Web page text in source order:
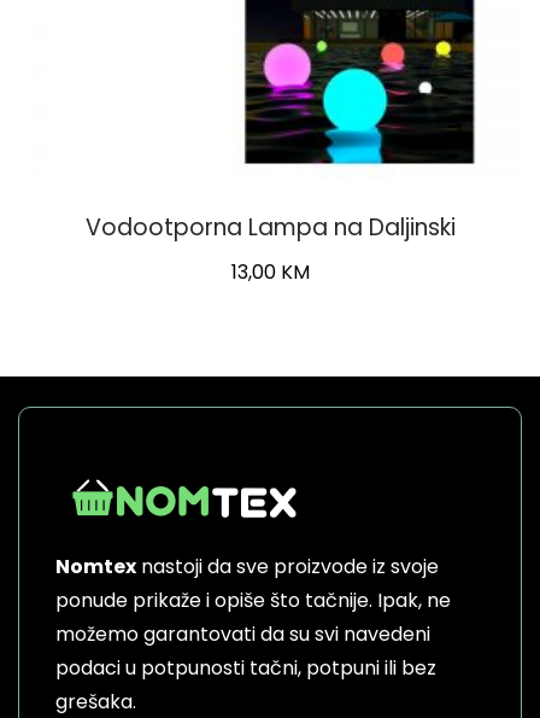
Vodootporna Lampa na Daljinski
13,00 KM
Nomtex nastoji da sve proizvode iz svoje
ponude prikaže i opiše što tačnije. Ipak, ne
možemo garantovati da su svi navedeni
podaci u potpunosti tačni, potpuni ili bez
grešaka.